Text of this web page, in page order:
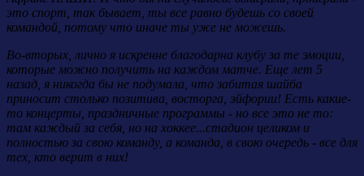
это спорт, так бывает, ты все равно будешь со своей
командой, потому что иначе ты уже не можешь.
Во-вторых, лично я искренне благодарна клубу за те эмоции,
которые можно получить на каждом матче. Еще лет 5
назад, я никогда бы не подумала, что забитая шайба
приносит столько позитива, восторга, эйфории! Есть какие-
то концерты, праздничные программы - но все это не то:
там каждый за себя, но на хоккее...стадион целиком и
полностью за свою команду, а команда, в свою очередь - все для
тех, кто верит в них!